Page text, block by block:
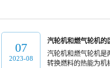
07
2023-08
汽轮机和燃气轮机的
汽轮机和燃气轮机是
转换燃料的热能为机